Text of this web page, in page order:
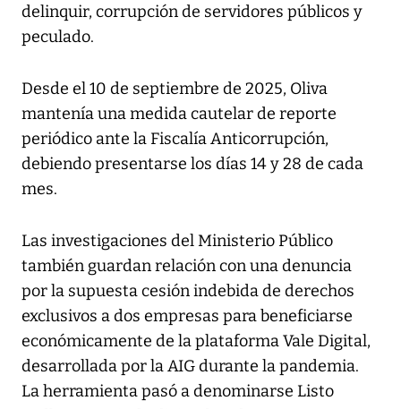
delinquir, corrupción de servidores públicos y
peculado.
Desde el 10 de septiembre de 2025, Oliva
mantenía una medida cautelar de reporte
periódico ante la Fiscalía Anticorrupción,
debiendo presentarse los días 14 y 28 de cada
mes.
Las investigaciones del Ministerio Público
también guardan relación con una denuncia
por la supuesta cesión indebida de derechos
exclusivos a dos empresas para beneficiarse
económicamente de la plataforma Vale Digital,
desarrollada por la AIG durante la pandemia.
La herramienta pasó a denominarse Listo